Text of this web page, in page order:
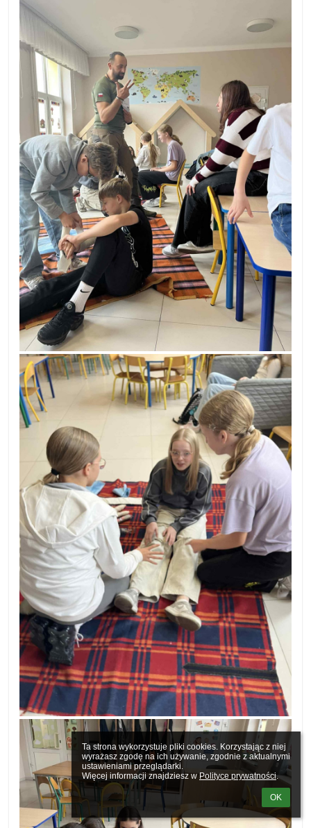
Ta strona wykorzystuje pliki cookies. Korzystając z niej
wyrażasz zgodę na ich używanie, zgodnie z aktualnymi
ustawieniami przeglądarki.
Więcej informacji znajdziesz w Polityce prywatności.
OK